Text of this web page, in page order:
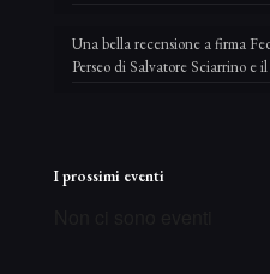
Una bella recensione a firma
Perseo di Salvatore Sciarrino e
I prossimi eventi